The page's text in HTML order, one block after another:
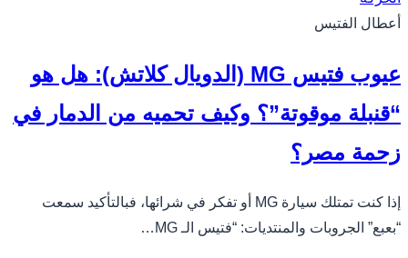
أعطال الفتيس
عيوب فتيس MG (الدويال كلاتش): هل هو
“قنبلة موقوتة”؟ وكيف تحميه من الدمار في
زحمة مصر؟
إذا كنت تمتلك سيارة MG أو تفكر في شرائها، فبالتأكيد سمعت
“بعبع” الجروبات والمنتديات: “فتيس الـ MG…